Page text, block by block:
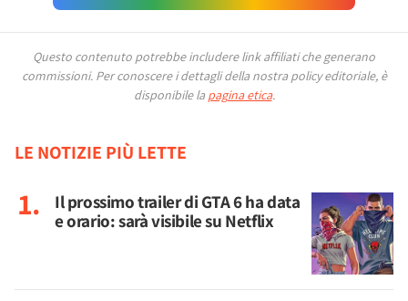
Questo contenuto potrebbe includere link affiliati che generano
commissioni. Per conoscere i dettagli della nostra policy editoriale, è
disponibile la pagina etica.
LE NOTIZIE PIÙ LETTE
Il prossimo trailer di GTA 6 ha data
e orario: sarà visibile su Netflix